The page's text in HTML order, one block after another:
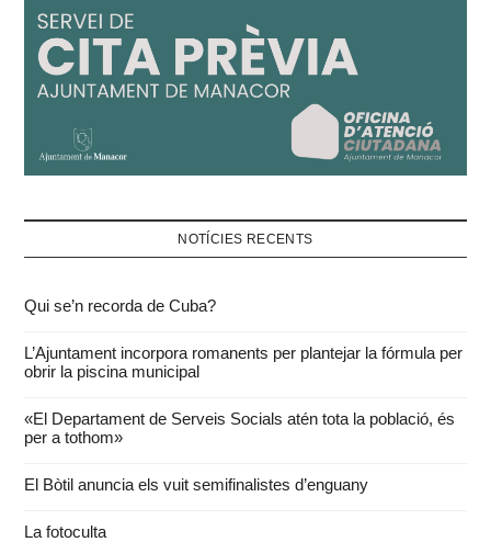
NOTÍCIES RECENTS
Qui se’n recorda de Cuba?
L’Ajuntament incorpora romanents per plantejar la fórmula per
obrir la piscina municipal
«El Departament de Serveis Socials atén tota la població, és
per a tothom»
El Bòtil anuncia els vuit semifinalistes d’enguany
La fotoculta